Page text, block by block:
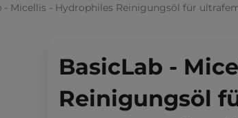
- Micellis - Hydrophiles Reinigungsöl für
BasicLab -
Reinigungsöl